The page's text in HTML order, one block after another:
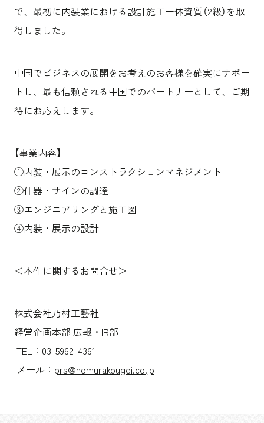
で、最初に内装業における設計施工一体資質（2級）を取
得しました。
中国でビジネスの展開をお考えのお客様を確実にサポー
トし、最も信頼される中国でのパートナーとして、ご期
待にお応えします。
【事業内容】
①内装・展示のコンストラクションマネジメント
②什器・サインの調達
③エンジニアリングと施工図
④内装・展示の設計
＜本件に関するお問合せ＞
株式会社乃村工藝社
経営企画本部 広報・IR部
TEL：03-5962-4361
メール： prs@nomurakougei.co.jp